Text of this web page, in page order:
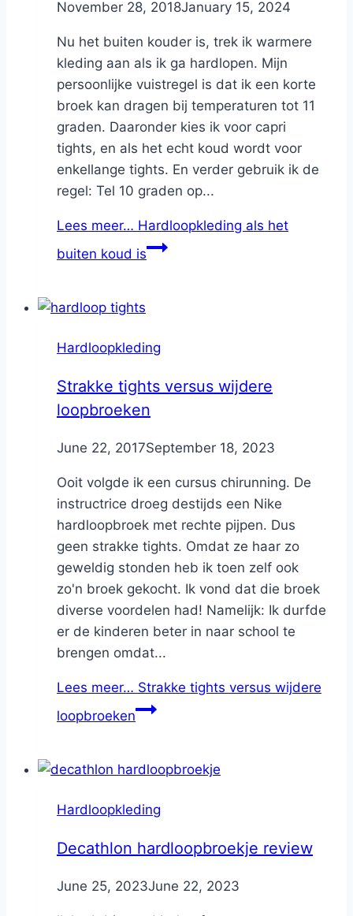
ByNicole
November 28, 2018January 15, 2024
Nu het buiten kouder is, trek ik warmere
kleding aan als ik ga hardlopen. Mijn
persoonlijke vuistregel is dat ik een korte
broek kan dragen bij temperaturen tot 11
graden. Daaronder kies ik voor capri
tights, en als het echt koud wordt voor
enkellange tights. En verder gebruik ik de
regel: Tel 10 graden op...
Lees meer… Hardloopkleding als het
buiten koud is
Hardloopkleding
Strakke tights versus wijdere
loopbroeken
ByNicole
June 22, 2017September 18, 2023
Ooit volgde ik een cursus chirunning. De
instructrice droeg destijds een Nike
hardloopbroek met rechte pijpen. Dus
geen strakke tights. Omdat ze haar zo
geweldig stonden heb ik toen zelf ook
zo'n broek gekocht. Ik vond dat die broek
diverse voordelen had! Namelijk: Ik durfde
er de kinderen beter in naar school te
brengen omdat...
Lees meer… Strakke tights versus wijdere
loopbroeken
Hardloopkleding
Decathlon hardloopbroekje review
ByNicole
June 25, 2023June 22, 2023